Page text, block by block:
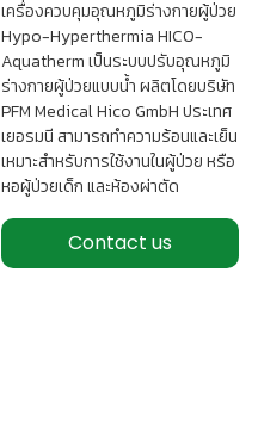
เครื่องควบคุมอุณหภูมิร่างกายผู้ป่วย
Hypo-Hyperthermia HICO-
Aquatherm เป็นระบบปรับอุณหภูมิ
ร่างกายผู้ป่วยแบบน้ำ ผลิตโดยบริษัท
PFM Medical Hico GmbH ประเทศ
เยอรมนี สามารถทำความร้อนและเย็น
เหมาะสำหรับการใช้งานในผู้ป่วย หรือ
หอผู้ป่วยเด็ก และห้องผ่าตัด
Contact us